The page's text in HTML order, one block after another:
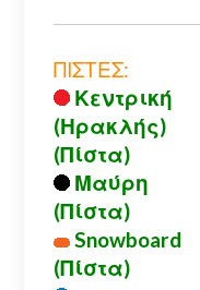
ΠΙΣΤΕΣ:
Κεντρική
(Ηρακλής)
(Πίστα)
Μαύρη
(Πίστα)
Snowboard
(Πίστα)